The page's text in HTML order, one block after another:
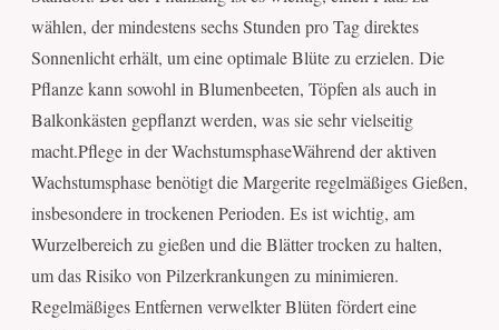
wählen, der mindestens sechs Stunden pro Tag direktes
Sonnenlicht erhält, um eine optimale Blüte zu erzielen. Die
Pflanze kann sowohl in Blumenbeeten, Töpfen als auch in
Balkonkästen gepflanzt werden, was sie sehr vielseitig
macht.Pflege in der WachstumsphaseWährend der aktiven
Wachstumsphase benötigt die Margerite regelmäßiges Gießen,
insbesondere in trockenen Perioden. Es ist wichtig, am
Wurzelbereich zu gießen und die Blätter trocken zu halten,
um das Risiko von Pilzerkrankungen zu minimieren.
Regelmäßiges Entfernen verwelkter Blüten fördert eine